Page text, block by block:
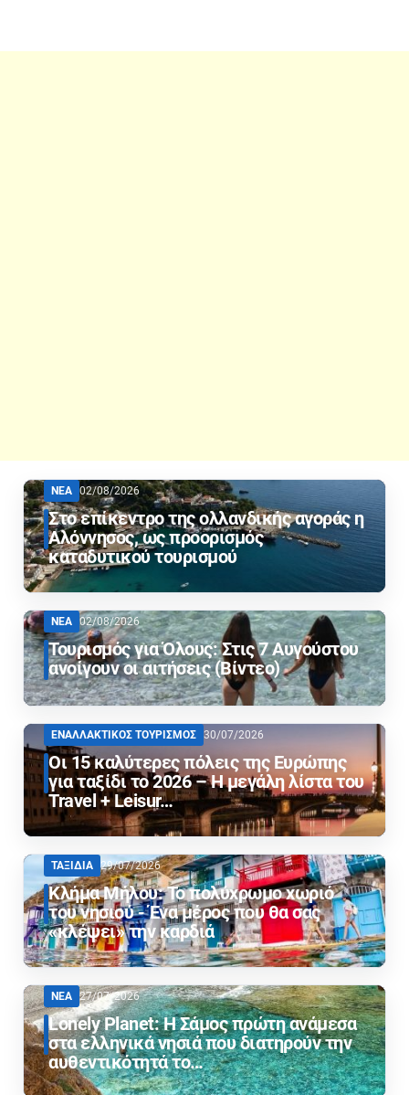
ΝΕΑ 02/08/2026
Στο επίκεντρο της ολλανδικής αγοράς η
Αλόννησος, ως προορισμός
καταδυτικού τουρισμού
ΝΕΑ 02/08/2026
Τουρισμός για Όλους: Στις 7 Αυγούστου
ανοίγουν οι αιτήσεις (Βίντεο)
ΕΝΑΛΛΑΚΤΙΚΟΣ ΤΟΥΡΙΣΜΟΣ 30/07/2026
Οι 15 καλύτερες πόλεις της Ευρώπης
για ταξίδι το 2026 – Η μεγάλη λίστα του
Travel + Leisur…
ΤΑΞΙΔΙΑ 29/07/2026
Κλήμα Μήλου: Το πολύχρωμο χωριό
του νησιού - Ένα μέρος που θα σας
«κλέψει» την καρδιά
ΝΕΑ 27/07/2026
Lonely Planet: Η Σάμος πρώτη ανάμεσα
στα ελληνικά νησιά που διατηρούν την
αυθεντικότητά το…